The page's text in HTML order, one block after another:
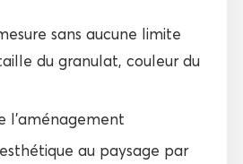
sans aucune limite
du granulat, couleur du
l’aménagement
au paysage par